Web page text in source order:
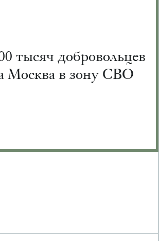
тысяч добровольцев
Москва в зону СВО